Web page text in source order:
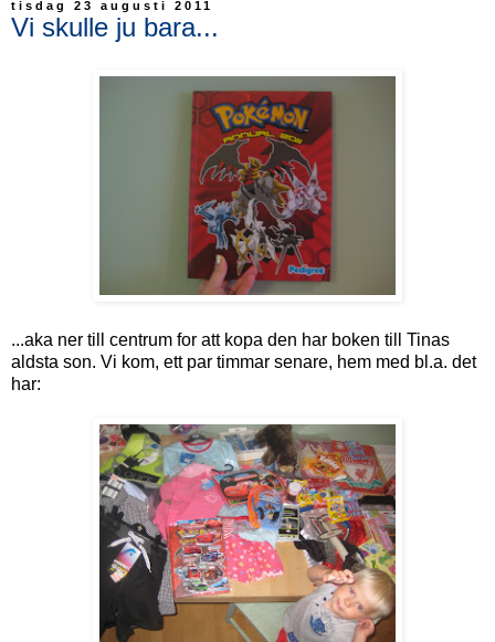
tisdag 23 augusti 2011
Vi skulle ju bara...
...aka ner till centrum for att kopa den har boken till Tinas
aldsta son. Vi kom, ett par timmar senare, hem med bl.a. det
har: